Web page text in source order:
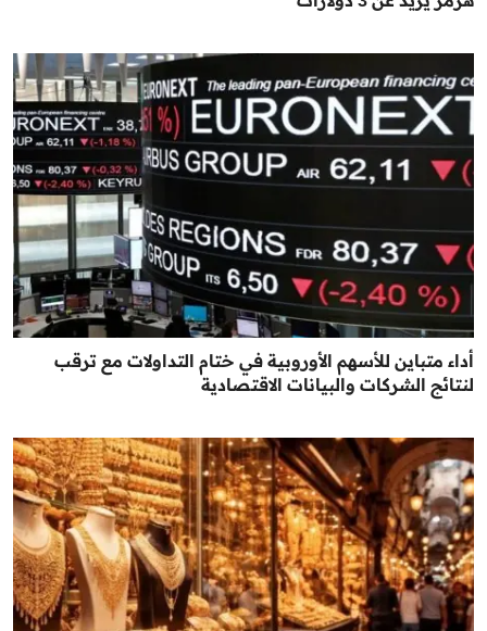
أداء متباين للأسهم الأوروبية في ختام التداولات مع ترقب
لنتائج الشركات والبيانات الاقتصادية